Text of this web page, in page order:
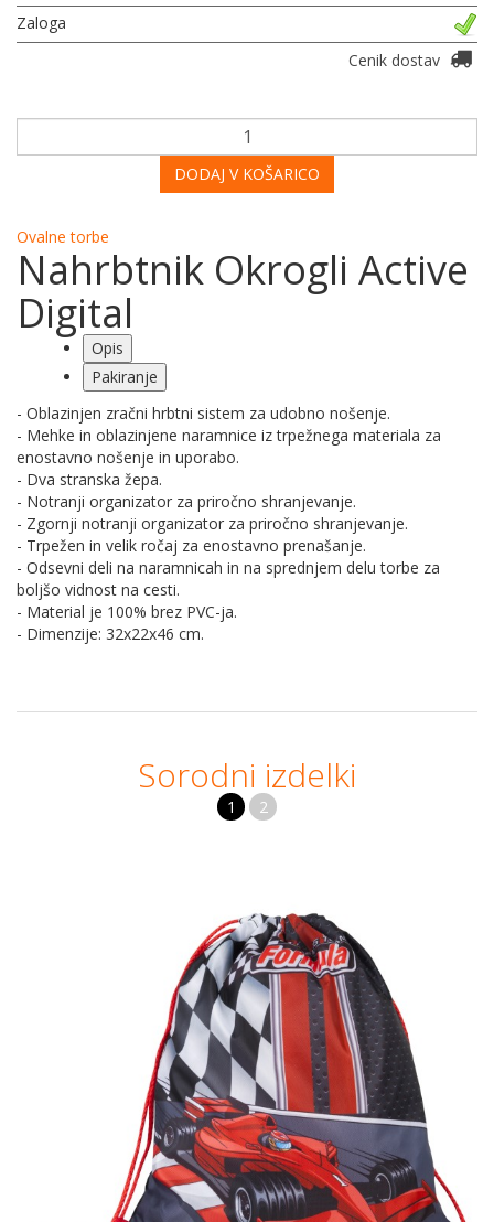
Zaloga
Cenik dostav
DODAJ V KOŠARICO
Ovalne torbe
Nahrbtnik Okrogli Active
Digital
Opis
Pakiranje
- Oblazinjen zračni hrbtni sistem za udobno nošenje.
- Mehke in oblazinjene naramnice iz trpežnega materiala za
enostavno nošenje in uporabo.
- Dva stranska žepa.
- Notranji organizator za priročno shranjevanje.
- Zgornji notranji organizator za priročno shranjevanje.
- Trpežen in velik ročaj za enostavno prenašanje.
- Odsevni deli na naramnicah in na sprednjem delu torbe za
boljšo vidnost na cesti.
- Material je 100% brez PVC-ja.
- Dimenzije: 32x22x46 cm.
Sorodni izdelki
1 2